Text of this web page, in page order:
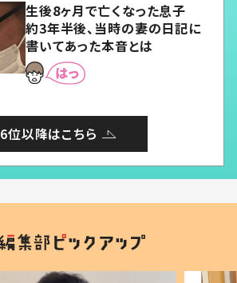
生後8ヶ月で亡くなった息子
約3年半後、当時の妻の日記に
書いてあった本音とは
6位以降はこちら